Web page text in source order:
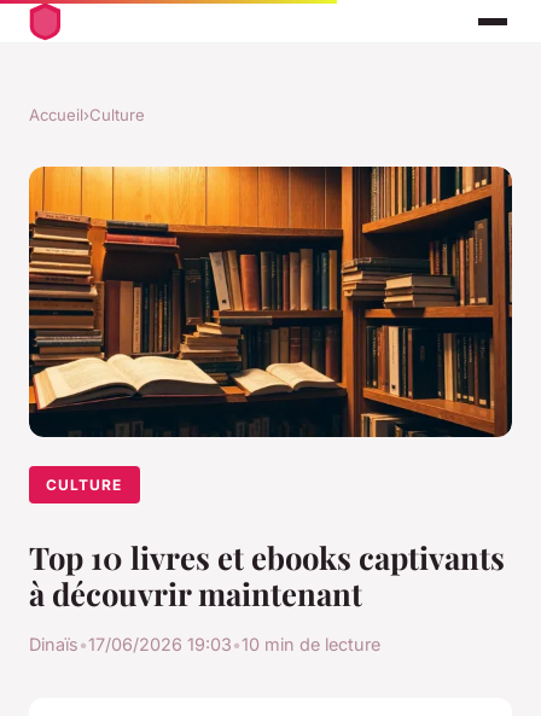
Accueil›Culture
CULTURE
Top 10 livres et ebooks captivants
à découvrir maintenant
Dinaïs•17/06/2026 19:03•10 min de lecture